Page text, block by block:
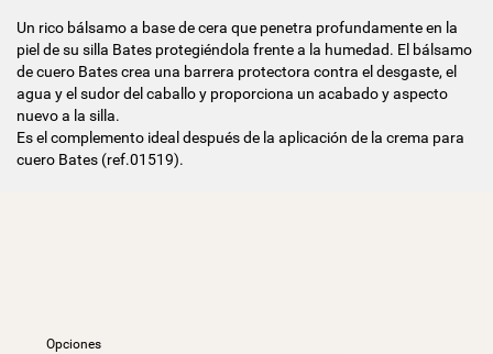
Un rico bálsamo a base de cera que penetra profundamente en la
piel de su silla Bates protegiéndola frente a la humedad. El bálsamo
de cuero Bates crea una barrera protectora contra el desgaste, el
agua y el sudor del caballo y proporciona un acabado y aspecto
nuevo a la silla.
Es el complemento ideal después de la aplicación de la crema para
cuero Bates (ref.01519).
Opciones